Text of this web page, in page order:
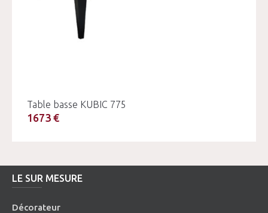
Table basse KUBIC 775
1673 €
LE SUR MESURE
Décorateur